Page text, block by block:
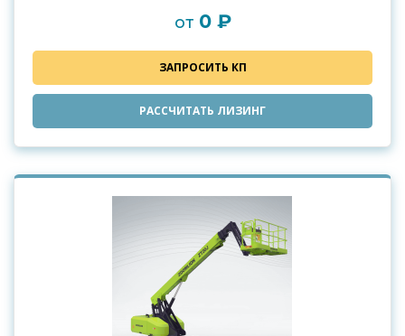
от 0 ₽
ЗАПРОСИТЬ КП
РАССЧИТАТЬ ЛИЗИНГ